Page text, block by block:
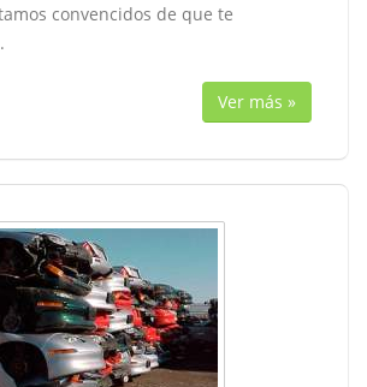
convencidos de que te
Ver más »